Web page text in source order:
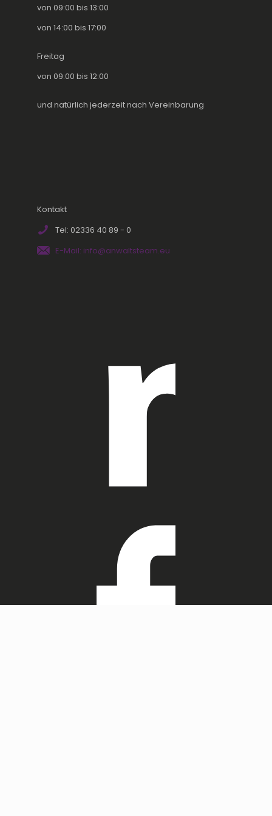
von 09:00 bis 13:00
von 14:00 bis 17:00
Freitag
von 09:00 bis 12:00
und natürlich jederzeit nach Vereinbarung
Kontakt
Tel: 02336 40 89 - 0
E-Mail: info@anwaltsteam.eu